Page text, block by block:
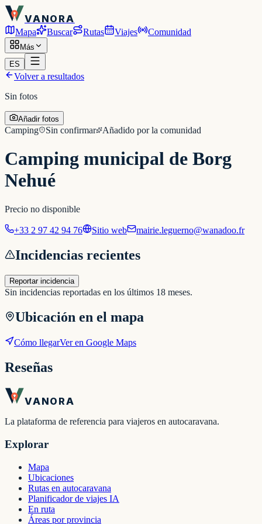
VANORA
Mapa Buscar Rutas Viajes Comunidad
Más
ES
Volver a resultados
Sin fotos
Añadir fotos
Camping Sin confirmar Añadido por la comunidad
Camping municipal de Borg
Nehué
Precio no disponible
+33 2 97 42 94 76 Sitio web mairie.leguerno@wanadoo.fr
Incidencias recientes
Reportar incidencia
Sin incidencias reportadas en los últimos 18 meses.
Ubicación en el mapa
Cómo llegarVer en Google Maps
Reseñas
VANORA
La plataforma de referencia para viajeros en autocaravana.
Explorar
Mapa
Ubicaciones
Rutas en autocaravana
Planificador de viajes IA
En ruta
Áreas por provincia